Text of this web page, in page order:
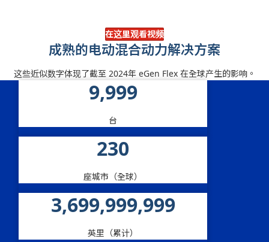
在这里观看视频
成熟的电动混合动力解决方案
这些近似数字体现了截至 2024年 eGen Flex 在全球产生的影响。
艾里逊电动混合动力推进系统的影响
10,000
台
230
座城市（全球）
3,700,000,000
英里（累计）